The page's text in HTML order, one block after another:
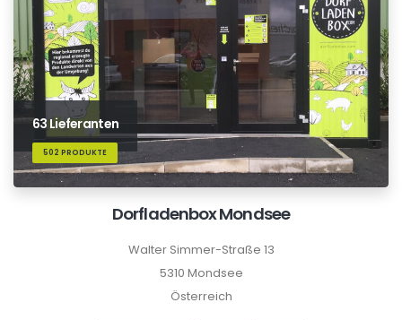
63 Lieferanten
502 PRODUKTE
Dorfladenbox Mondsee
Walter Simmer-Straße 13
5310 Mondsee
Österreich